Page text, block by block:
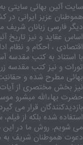
سایت آئین بهائی سایتی
هموطنان عزیز ایرانی در
دیگر فارسی زبانان
اساس عقاید و نیز تاریخ
اقتصادی ، احکام و
با استناد به کتب مقدسه
تورات و نیز کتب مقدسه
بهائی مطرح شده و
نیز بخش مختصری از
حضرت بهاءالله مبشرو
بازدیدکنندگان قرار می
استفاده شده بلکه از
می شویم. روش ما در این
دعوت هموطنان شریف به